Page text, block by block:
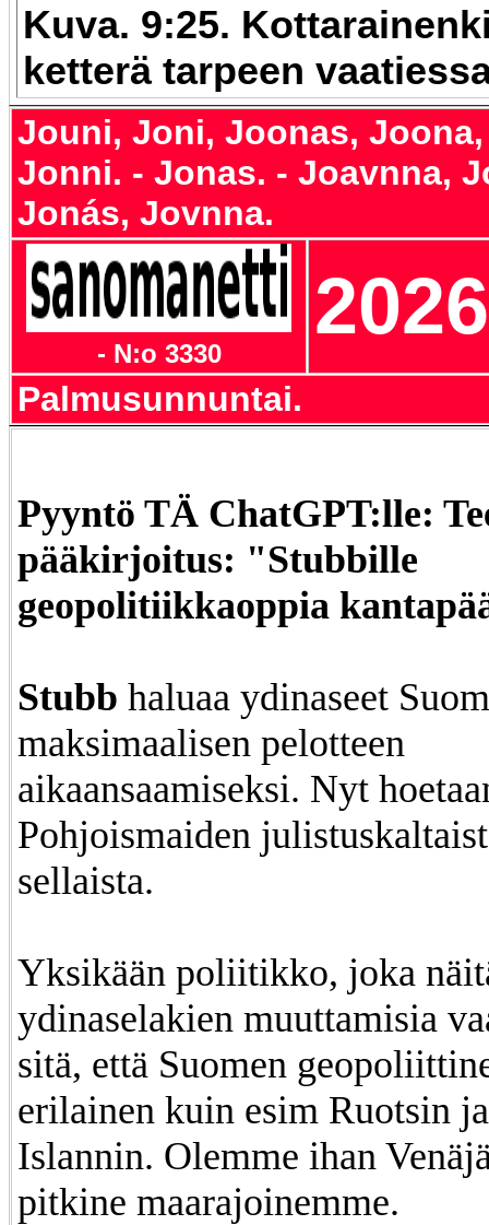
Kuva. 9:25.
ketterä tarpeen
Jouni, Joni, Joonas,
Jonni. - Jonas. - Joavnna,
Jonás, Jovnna.
- N:o 3330
2026
Palmusunnuntai.
Pyyntö TÄ ChatGPT:lle:
pääkirjoitus: "Stubbille
geopolitiikkaoppia
Stubb haluaa ydinaseet
maksimaalisen pelotteen
aikaansaamiseksi. Nyt
Pohjoismaiden
sellaista.
Yksikään poliitikko, joka
ydinaselakien muuttamisia
sitä, että Suomen
erilainen kuin esim Ruotsin
Islannin. Olemme ihan
pitkine maarajoinemme.